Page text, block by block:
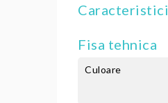
Caracteristici
Fisa tehnica
Culoare